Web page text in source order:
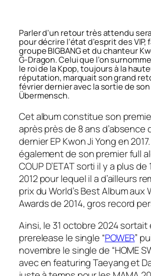
Parler d’un retour très attendu
pour décrire l’état d’esprit des VIP,
groupe BIGBANG et du chanteur
G-Dragon. Celui que l’on
le roi de la Kpop, toujours à la
réputation, marquait son grand
février dernier avec la sortie de
Übermensch.
Cet album constitue son
après près de 8 ans d’absence
dernier EPKwon Ji Yongen
également de son premierfull
COUP D’ETATsorti il y a plus de
2012 pour lequel il a d’ailleurs
prix duWorld’s Best Album aux
Awardsde 2014, gros record
Ainsi, le 31 octobre 2024 sortait
prerelease le single “POWER”
novembre le single de “HOME
avec enfeaturingTaeyang et